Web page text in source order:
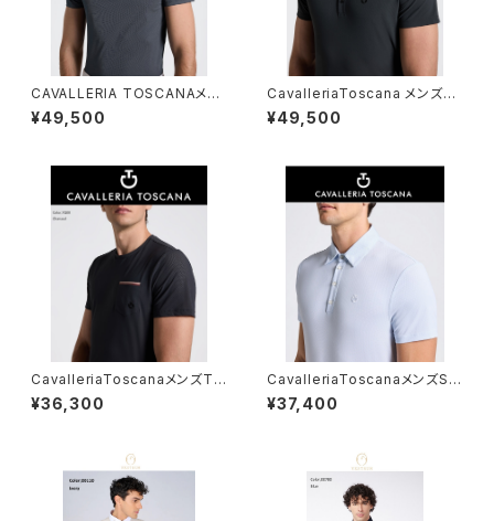
CAVALLERIA TOSCANAメン
¥49,500
CavalleriaToscana メンズト
レーニングポロ POU396JE15
5
¥49,500
CavalleriaToscanaメンズTシ
ャツ TSU086JE022
¥36,300
CavalleriaToscanaメンズSS
トレーニングポロPOU394JE0
39
¥37,400